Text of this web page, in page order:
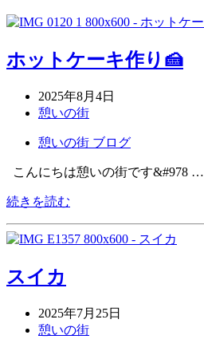
ホットケーキ作り🍰
2025年8月4日
憩いの街
憩いの街 ブログ
こんにちは憩いの街です&#978 …
続きを読む
スイカ
2025年7月25日
憩いの街